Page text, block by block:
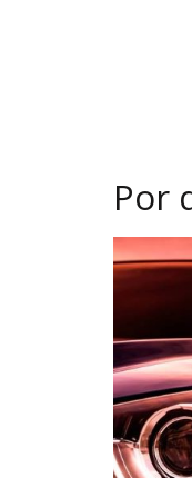
Por